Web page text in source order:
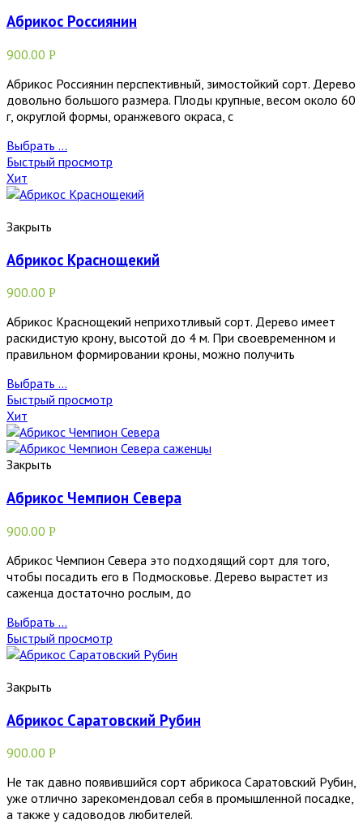
Абрикос Россиянин
900.00 Р
Абрикос Россиянин перспективный, зимостойкий сорт. Дерево
довольно большого размера. Плоды крупные, весом около 60
г, округлой формы, оранжевого окраса, с
Выбрать ...
Быстрый просмотр
Хит
Закрыть
Абрикос Краснощекий
900.00 Р
Абрикос Краснощекий неприхотливый сорт. Дерево имеет
раскидистую крону, высотой до 4 м. При своевременном и
правильном формировании кроны, можно получить
Выбрать ...
Быстрый просмотр
Хит
Закрыть
Абрикос Чемпион Севера
900.00 Р
Абрикос Чемпион Севера это подходящий сорт для того,
чтобы посадить его в Подмосковье. Дерево вырастет из
саженца достаточно рослым, до
Выбрать ...
Быстрый просмотр
Закрыть
Абрикос Саратовский Рубин
900.00 Р
Не так давно появившийся сорт абрикоса Саратовский Рубин,
уже отлично зарекомендовал себя в промышленной посадке,
а также у садоводов любителей.